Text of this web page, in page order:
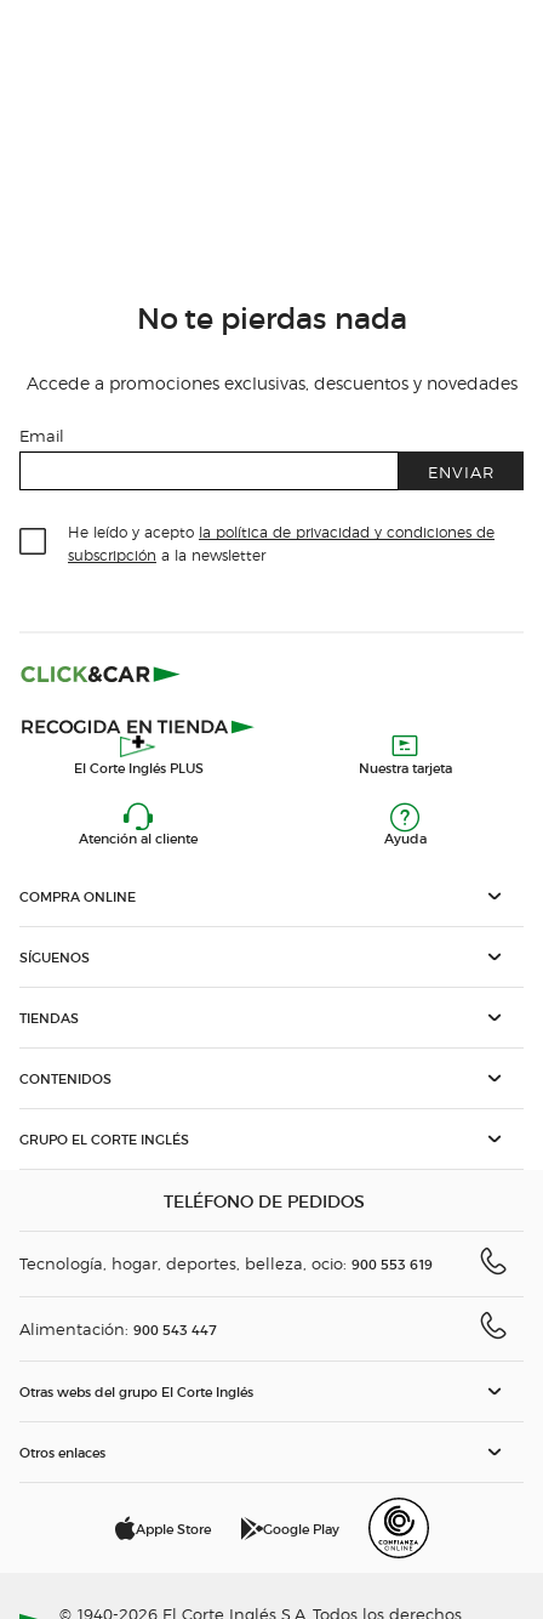
No te pierdas nada
Accede a promociones exclusivas, descuentos y novedades
Email
ENVIAR
He leído y acepto la política de privacidad y condiciones de
subscripción a la newsletter
El Corte Inglés PLUS Nuestra tarjeta
Atención al cliente Ayuda
COMPRA ONLINE
SÍGUENOS
TIENDAS
CONTENIDOS
GRUPO EL CORTE INGLÉS
TELÉFONO DE PEDIDOS
Tecnología, hogar, deportes, belleza, ocio: 900 553 619
Alimentación: 900 543 447
Otras webs del grupo El Corte Inglés
Otros enlaces
Apple Store Google Play
© 1940-2026 El Corte Inglés S.A. Todos los derechos